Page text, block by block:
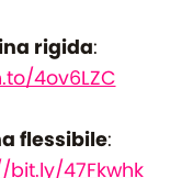
rigida:
4ov6LZC
flessibile:
bit.ly/47Fkwhk